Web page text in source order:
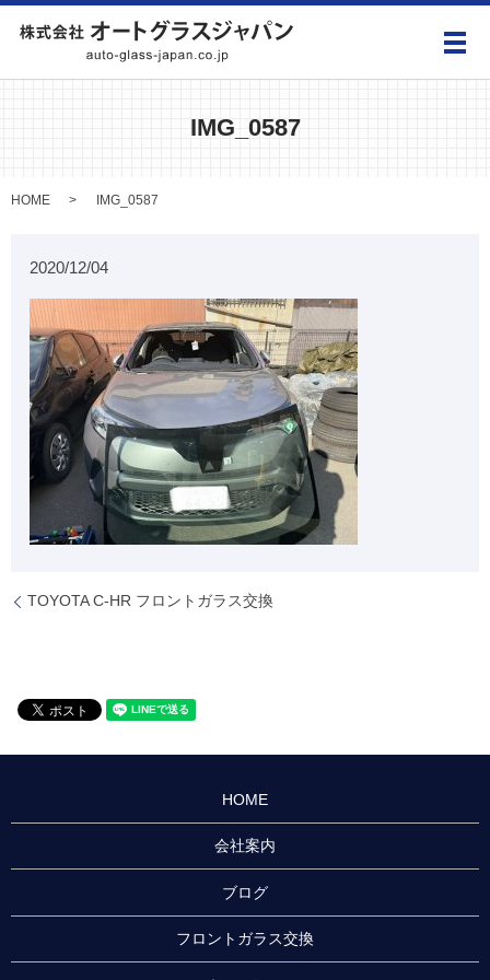
メ
IMG_0587
HOME IMG_0587
2020/12/04
TOYOTA C-HR フロントガラス交換
HOME
会社案内
ブログ
フロントガラス交換